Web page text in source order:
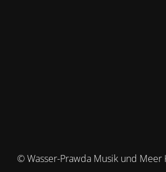
© Wasser-Prawda Musik und Meer